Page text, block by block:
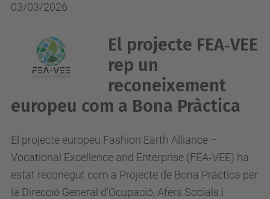
03/03/2026
El projecte FEA‑VEE
rep un
reconeixement
europeu com a Bona Pràctica
El projecte europeu Fashion Earth Alliance –
Vocational Excellence and Enterprise (FEA‑VEE) ha
estat reconegut com a Projecte de Bona Pràctica per
la Direcció General d’Ocupació, Afers Socials i